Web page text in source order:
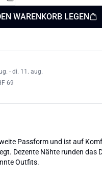
WARENKORB LEGEN
- di. 11. aug.
69
Passform und ist auf
Dezente Nähte runden das
Outfits.